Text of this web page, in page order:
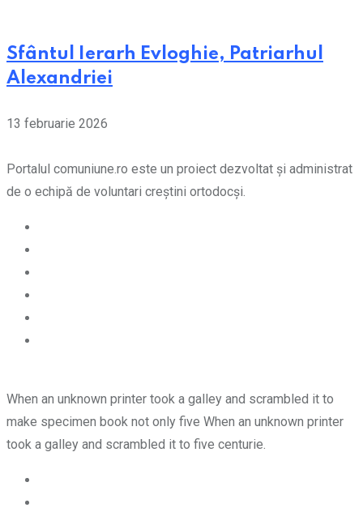
Sfântul Ierarh Evloghie, Patriarhul
Alexandriei
13 februarie 2026
Portalul comuniune.ro este un proiect dezvoltat și administrat
de o echipă de voluntari creștini ortodocși.
When an unknown printer took a galley and scrambled it to
make specimen book not only five When an unknown printer
took a galley and scrambled it to five centurie.